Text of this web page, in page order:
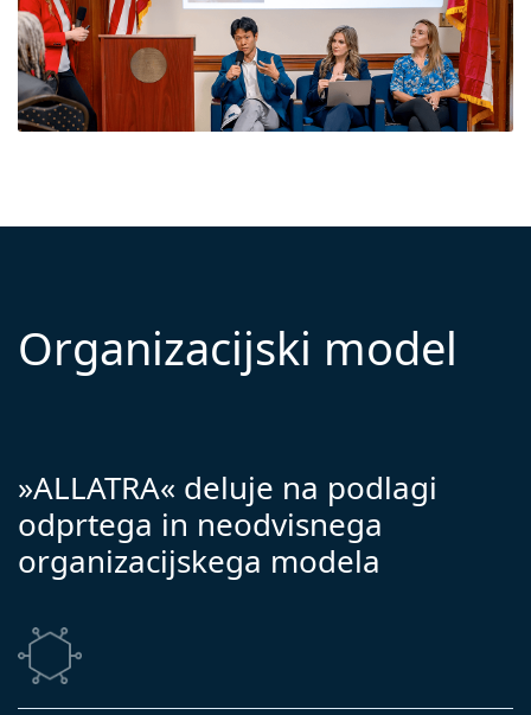
Organizacijski model
»ALLATRA« deluje na podlagi
odprtega in neodvisnega
organizacijskega modela